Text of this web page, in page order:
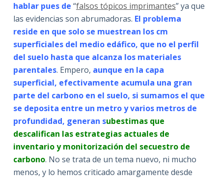
hablar pues de “falsos tópicos imprimantes” ya que
las evidencias son abrumadoras. El problema
reside en que solo se muestrean los cm
superficiales del medio edáfico, que no el perfil
del suelo hasta que alcanza los materiales
parentales. Empero, aunque en la capa
superficial, efectivamente acumula una gran
parte del carbono en el suelo, si sumamos el que
se deposita entre un metro y varios metros de
profundidad, generan subestimas que
descalifican las estrategias actuales de
inventario y monitorización del secuestro de
carbono. No se trata de un tema nuevo, ni mucho
menos, y lo hemos criticado amargamente desde